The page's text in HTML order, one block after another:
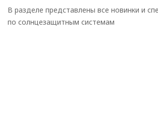
В разделе представлены все новинки и
по солнцезащитным системам